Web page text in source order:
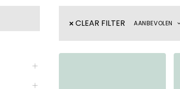
CLEAR FILTER AANBEVOLEN